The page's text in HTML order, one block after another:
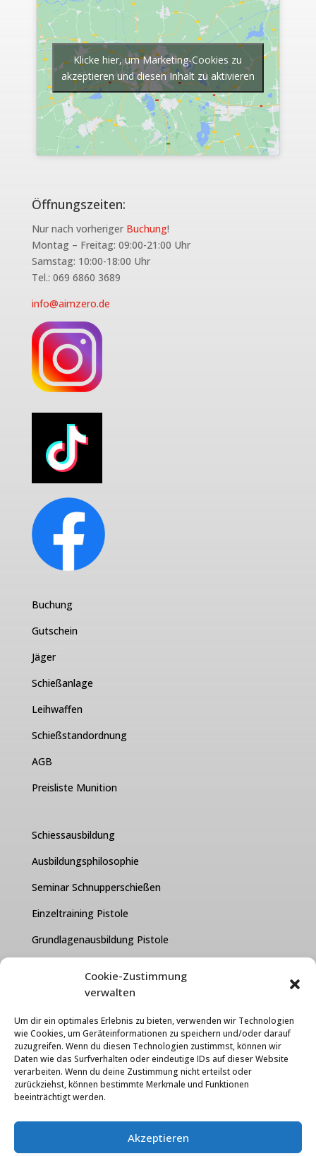
Cookie-Zustimmung
verwalten
Um dir ein optimales Erlebnis zu bieten, verwenden wir Technologien
wie Cookies, um Geräteinformationen zu speichern und/oder darauf
zuzugreifen. Wenn du diesen Technologien zustimmst, können wir
Daten wie das Surfverhalten oder eindeutige IDs auf dieser Website
verarbeiten. Wenn du deine Zustimmung nicht erteilst oder
zurückziehst, können bestimmte Merkmale und Funktionen
beeinträchtigt werden.
Akzeptieren
Klicke hier, um Marketing-Cookies zu
akzeptieren und diesen Inhalt zu aktivieren
Öffnungszeiten:
Nur nach vorheriger Buchung!
Montag – Freitag: 09:00-21:00 Uhr
Samstag: 10:00-18:00 Uhr
Tel.: 069 6860 3689
info@aimzero.de
Buchung
Gutschein
Jäger
Schießanlage
Leihwaffen
Schießstandordnung
AGB
Preisliste Munition
Schiessausbildung
Ausbildungsphilosophie
Seminar Schnupperschießen
Einzeltraining Pistole
Grundlagenausbildung Pistole
Über uns
Kontakt
Karriere
Datenschutzerklärung